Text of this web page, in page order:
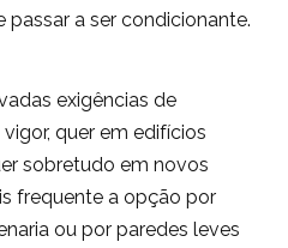
a ser condicionante.
exigências de
quer em edifícios
sobretudo em novos
frequente a opção por
ou por paredes leves